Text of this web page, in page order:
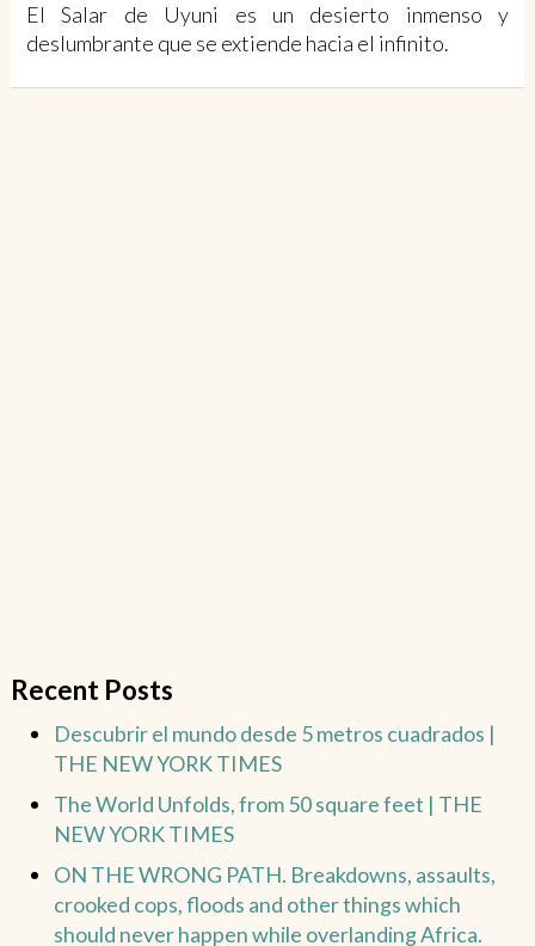
El Salar de Uyuni es un desierto inmenso y
deslumbrante que se extiende hacia el infinito.
Recent Posts
Descubrir el mundo desde 5 metros cuadrados |
THE NEW YORK TIMES
The World Unfolds, from 50 square feet | THE
NEW YORK TIMES
ON THE WRONG PATH. Breakdowns, assaults,
crooked cops, floods and other things which
should never happen while overlanding Africa.